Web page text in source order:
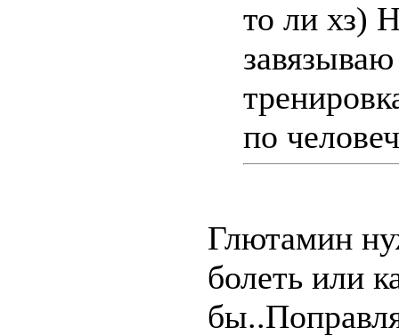
то ли хз)
по
Глютамин
болеть или